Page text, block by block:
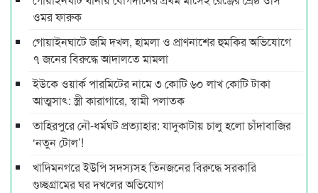
ওমর ফারুক
গোয়াইনঘাটে জমি দখল, হামলা ও প্রাণনাশের হুমকির অভিযোগে
৭ জনের বিরুদ্ধে আদালতে মামলা
ইউকে ওয়ার্ক পারমিটের নামে ৩ কোটি ৬০ লাখ কোটি টাকা
আত্মসাৎ: স্ত্রী কারাগারে, স্বামী পলাতক
তাহিরপুরে নৌ-ধর্মঘট প্রত্যাহার: যাদুকাটায় চালু হলো চাঁদাবাজির
‘নতুন টোল’!
খাদিমনগরে ইউপি সদস্যসহ তিনজনের বিরুদ্ধে সরকারি
গুচ্ছগ্রামের ঘর দখলের অভিযোগ